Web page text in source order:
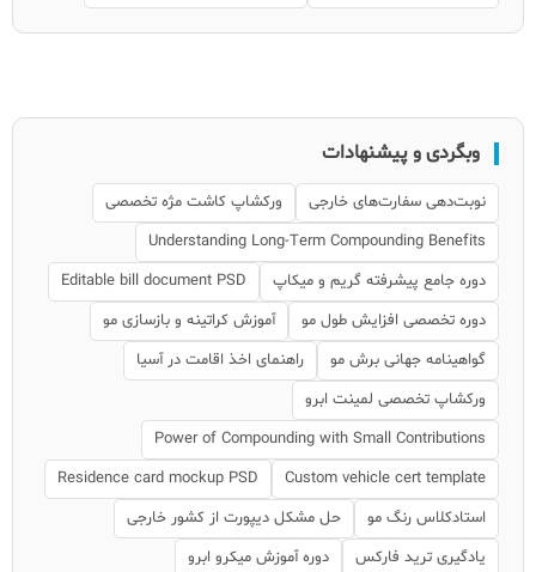
وبگردی و پیشنهادات
نوبت‌دهی سفارت‌های خارجی
ورکشاپ کاشت مژه تخصصی
Understanding Long-Term Compounding Benefits
دوره جامع پیشرفته گریم و میکاپ
Editable bill document PSD
دوره تخصصی افزایش طول مو
آموزش کراتینه و بازسازی مو
گواهینامه جهانی برش مو
راهنمای اخذ اقامت در آسیا
ورکشاپ تخصصی لمینت ابرو
Power of Compounding with Small Contributions
Custom vehicle cert template
Residence card mockup PSD
استادکلاس رنگ مو
حل مشکل دیپورت از کشور خارجی
یادگیری ترید فارکس
دوره آموزش میکرو ابرو